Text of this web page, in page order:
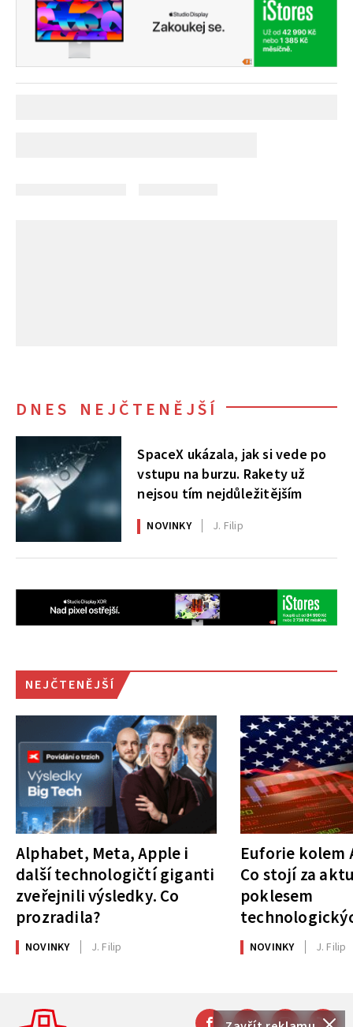
DNES NEJČTENĚJŠÍ
SpaceX ukázala, jak si vede po
vstupu na burzu. Rakety už
nejsou tím nejdůležitějším
NOVINKY J. Filip
NEJČTENĚJŠÍ
Alphabet, Meta, Apple i
další technologičtí giganti
zveřejnili výsledky. Co
prozradila?
NOVINKY J. Filip
Euforie kolem
Co stojí za
poklesem
NOVINKY J. Filip